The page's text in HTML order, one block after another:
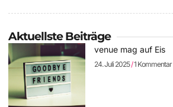
Aktuellste Beiträge
venue mag auf Eis
24. Juli 2025 1 Kommentar